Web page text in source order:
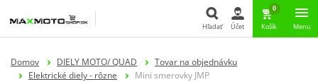
Hľadať Účet
0
Košík Menu
Domov DIELY MOTO/ QUAD
Tovar na objednávku
Elektrické diely - rôzne
Mini smerovky JMP